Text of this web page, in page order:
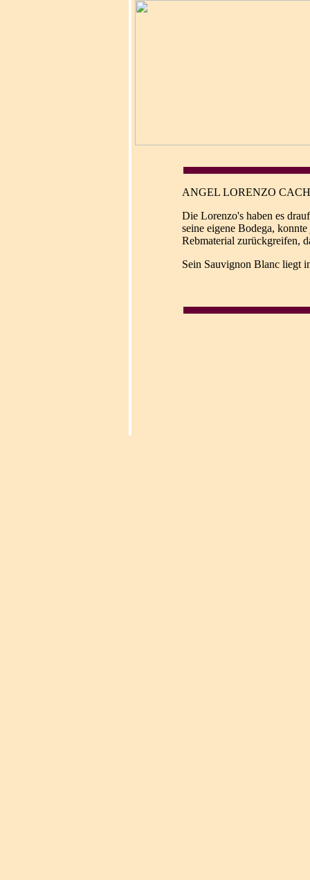
ANGEL LORENZO
Die Lorenzo's haben es
seine eigene Bodega,
Rebmaterial zurückgreifen,
Sein Sauvignon Blanc liegt